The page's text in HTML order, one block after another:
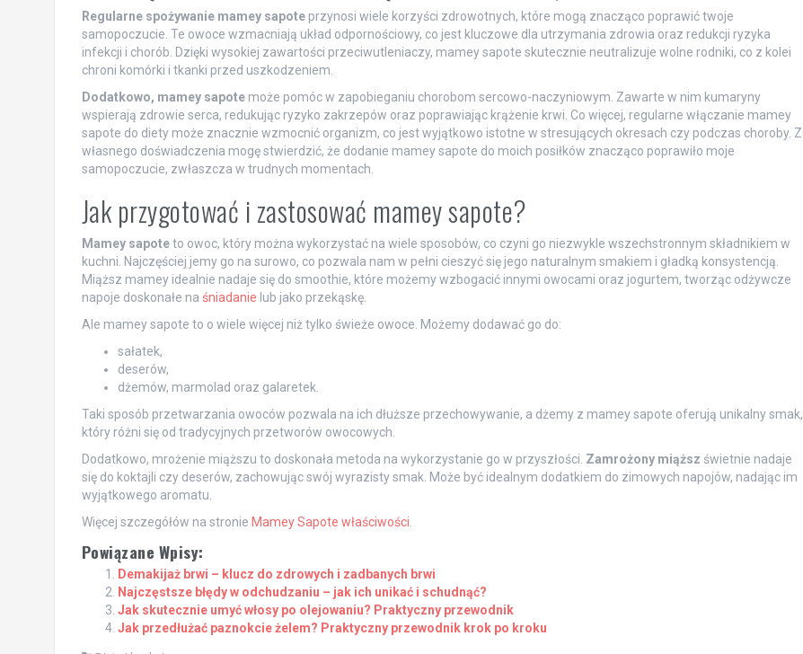
Regularne spożywanie mamey sapoteprzynosi wiele korzyści zdrowotnych, które mogą znacząco poprawić twoje
samopoczucie. Te owoce wzmacniają układ odpornościowy, co jest kluczowe dla utrzymania zdrowia oraz redukcji ryzyka
infekcji i chorób. Dzięki wysokiej zawartości przeciwutleniaczy, mamey sapote skutecznie neutralizuje wolne rodniki, co z kolei
chroni komórki i tkanki przed uszkodzeniem.
Dodatkowo, mamey sapotemoże pomóc w zapobieganiu chorobom sercowo-naczyniowym. Zawarte w nim kumaryny
wspierają zdrowie serca, redukując ryzyko zakrzepów oraz poprawiając krążenie krwi. Co więcej, regularne włączanie mamey
sapote do diety może znacznie wzmocnić organizm, co jest wyjątkowo istotne w stresujących okresach czy podczas choroby. Z
własnego doświadczenia mogę stwierdzić, że dodanie mamey sapote do moich posiłków znacząco poprawiło moje
samopoczucie, zwłaszcza w trudnych momentach.
Jak przygotować i zastosować mamey sapote?
Mamey sapoteto owoc, który można wykorzystać na wiele sposobów, co czyni go niezwykle wszechstronnym składnikiem w
kuchni. Najczęściej jemy go na surowo, co pozwala nam w pełni cieszyć się jego naturalnym smakiem i gładką konsystencją.
Miąższ mamey idealnie nadaje się do smoothie, które możemy wzbogacić innymi owocami oraz jogurtem, tworząc odżywcze
napoje doskonałe na śniadanie lub jako przekąskę.
Ale mamey sapote to o wiele więcej niż tylko świeże owoce. Możemy dodawać go do:
sałatek,
deserów,
dżemów, marmolad oraz galaretek.
Taki sposób przetwarzania owoców pozwala na ich dłuższe przechowywanie, a dżemy z mamey sapote oferują unikalny smak,
który różni się od tradycyjnych przetworów owocowych.
Dodatkowo, mrożenie miąższu to doskonała metoda na wykorzystanie go w przyszłości. Zamrożony miąższ świetnie nadaje
się do koktajli czy deserów, zachowując swój wyrazisty smak. Może być idealnym dodatkiem do zimowych napojów, nadając im
wyjątkowego aromatu.
Więcej szczegółów na stronie Mamey Sapote właściwości
Powiązane Wpisy:
Demakijaż brwi – klucz do zdrowych i zadbanych brwi
Najczęstsze błędy w odchudzaniu – jak ich unikać i schudnąć?
Jak skutecznie umyć włosy po olejowaniu? Praktyczny przewodnik
Jak przedłużać paznokcie żelem? Praktyczny przewodnik krok po kroku